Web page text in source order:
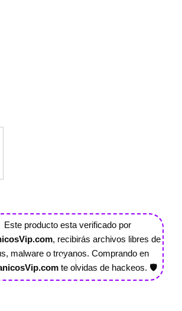
Este producto esta verificado por
, recibirás archivos libres de
malware o troyanos. Comprando en
te olvidas de hackeos. 🛡️